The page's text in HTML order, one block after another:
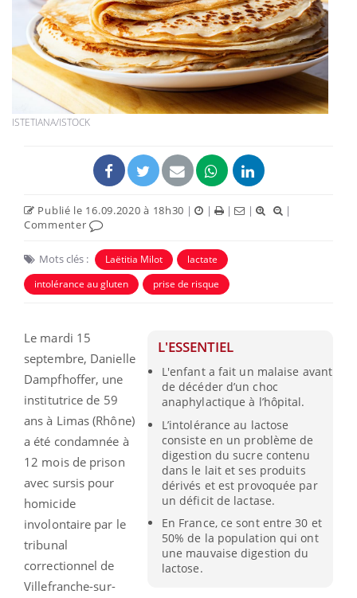
ISTETIANA/ISTOCK
Publié le 16.09.2020 à 18h30 | | | |
|
Commenter
Mots clés : Laëtitia Milot
lactate
intolérance au gluten
prise de risque
L'ESSENTIEL
L'enfant a fait un malaise avant
de décéder d’un choc
anaphylactique à l’hôpital.
L’intolérance au lactose
consiste en un problème de
digestion du sucre contenu
dans le lait et ses produits
dérivés et est provoquée par
un déficit de lactase.
En France, ce sont entre 30 et
50% de la population qui ont
une mauvaise digestion du
lactose.
Le mardi 15
septembre, Danielle
Dampfhoffer, une
institutrice de 59
ans à Limas (Rhône)
a été condamnée à
12 mois de prison
avec sursis pour
homicide
involontaire par le
tribunal
correctionnel de
Villefranche-sur-